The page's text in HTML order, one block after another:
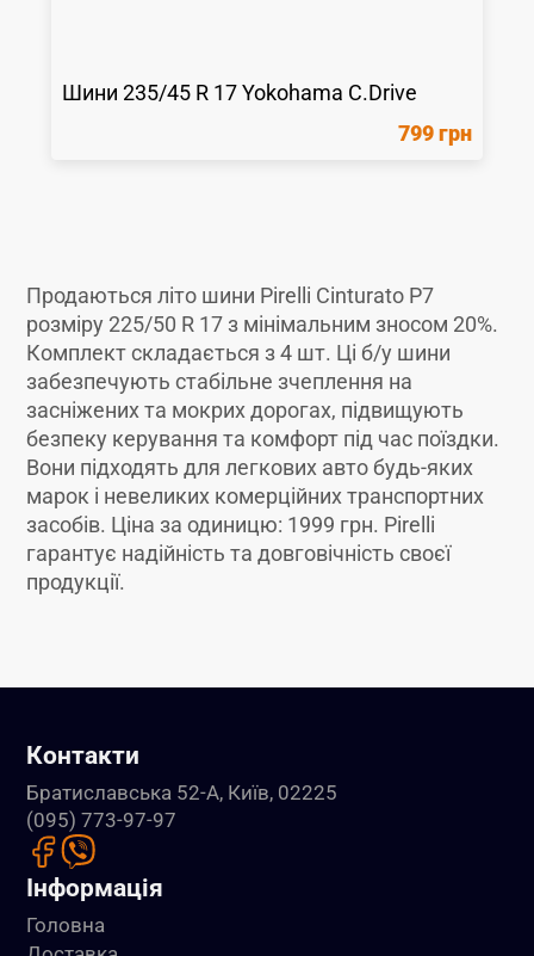
Шини235/45 R 17 Yokohama C.Drive
799 грн
Продаються літо шини Pirelli Cinturato P7
розміру 225/50 R 17 з мінімальним зносом 20%.
Комплект складається з 4 шт. Ці б/у шини
забезпечують стабільне зчеплення на
засніжених та мокрих дорогах, підвищують
безпеку керування та комфорт під час поїздки.
Вони підходять для легкових авто будь-яких
марок і невеликих комерційних транспортних
засобів. Ціна за одиницю: 1999 грн. Pirelli
гарантує надійність та довговічність своєї
продукції.
Контакти
Братиславська 52-А, Київ, 02225
(095) 773-97-97
Інформація
Головна